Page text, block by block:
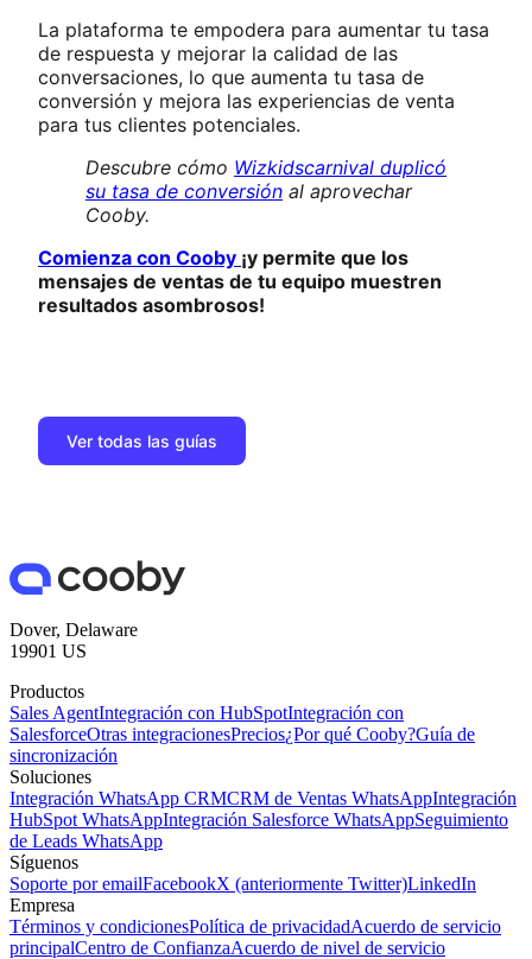
La plataforma te empodera para aumentar tu tasa
de respuesta y mejorar la calidad de las
conversaciones, lo que aumenta tu tasa de
conversión y mejora las experiencias de venta
para tus clientes potenciales.
Descubre cómo Wizkidscarnival duplicó
su tasa de conversión al aprovechar
Cooby.
Comienza con Cooby ¡y permite que los
mensajes de ventas de tu equipo muestren
resultados asombrosos!
Ver todas las guías
Dover, Delaware
19901 US
Productos
Sales AgentIntegración con HubSpotIntegración con
SalesforceOtras integracionesPrecios¿Por qué Cooby?Guía de
sincronización
Soluciones
Integración WhatsApp CRMCRM de Ventas WhatsAppIntegración
HubSpot WhatsAppIntegración Salesforce WhatsAppSeguimiento
de Leads WhatsApp
Síguenos
Soporte por emailFacebookX (anteriormente Twitter)LinkedIn
Empresa
Términos y condicionesPolítica de privacidadAcuerdo de servicio
principalCentro de ConfianzaAcuerdo de nivel de servicio